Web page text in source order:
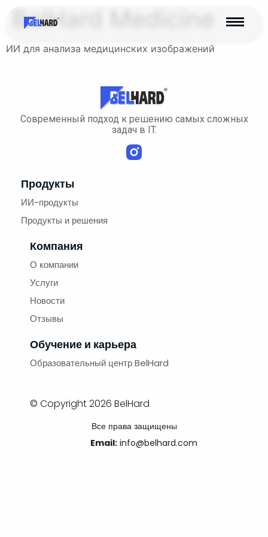
BelHard Medicine
ИИ для анализа медицинских изображений
Cовременный подход к решению самых сложных
задач в IT.
Продукты
ИИ-продукты
Продукты и решения
Компания
О компании
Услуги
Новости
Отзывы
Обучение и карьера
Образовательный центр BelHard
© Copyright 2026 BelHard
Все права защищены
Email:info@belhard.com